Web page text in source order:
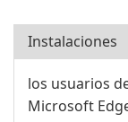
Instalaciones
los usuarios
Microsoft